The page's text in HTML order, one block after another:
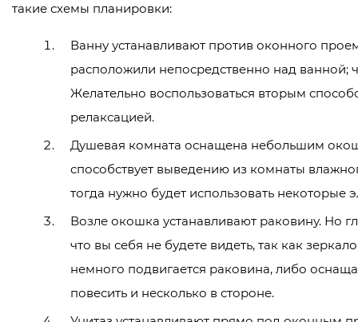
такие схемы планировки:
Ванну устанавливают против оконного
расположили непосредственно над
Желательно воспользоваться вторым
релаксацией.
Душевая комната оснащена небольшим
способствует выведению из комнаты
тогда нужно будет использовать некоторые
Возле окошка устанавливают раковину. Но
что вы себя не будете видеть, так как
немного подвигается раковина, либо
повесить и несколько в стороне.